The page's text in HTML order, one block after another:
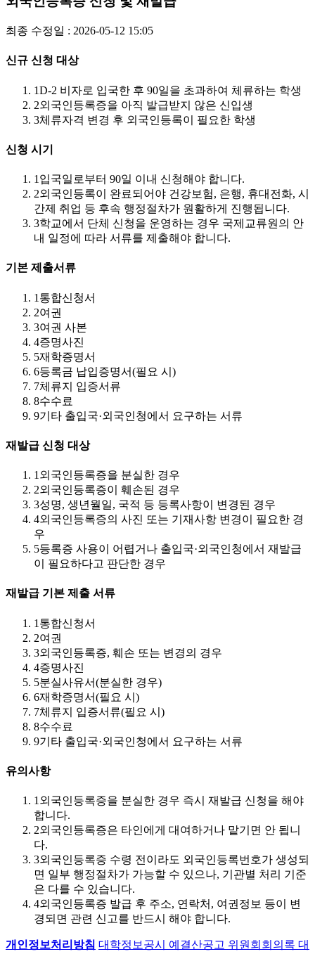
최종 수정일 : 2026-05-12 15:05
신규 신청 대상
1D-2 비자로 입국한 후 90일을 초과하여 체류하는 학생
2외국인등록증을 아직 발급받지 않은 신입생
3체류자격 변경 후 외국인등록이 필요한 학생
신청 시기
1 입국일로부터 90일 이내 신청해야 합니다.
2외국인등록이 완료되어야 건강보험, 은행, 휴대전화, 시
간제 취업 등 후속 행정절차가 원활하게 진행됩니다.
3학교에서 단체 신청을 운영하는 경우 국제교류원의 안
내 일정에 따라 서류를 제출해야 합니다.
기본 제출서류
1 통합신청서
2여권
3여권 사본
4증명사진
5재학증명서
6등록금 납입증명서(필요 시)
7체류지 입증서류
8수수료
9기타 출입국·외국인청에서 요구하는 서류
재발급 신청 대상
1 외국인등록증을 분실한 경우
2외국인등록증이 훼손된 경우
3성명, 생년월일, 국적 등 등록사항이 변경된 경우
4외국인등록증의 사진 또는 기재사항 변경이 필요한 경
우
5등록증 사용이 어렵거나 출입국·외국인청에서 재발급
이 필요하다고 판단한 경우
재발급 기본 제출 서류
1 통합신청서
2여권
3외국인등록증, 훼손 또는 변경의 경우
4증명사진
5분실사유서(분실한 경우)
6재학증명서(필요 시)
7체류지 입증서류(필요 시)
8수수료
9기타 출입국·외국인청에서 요구하는 서류
유의사항
1 외국인등록증을 분실한 경우 즉시 재발급 신청을 해야
합니다.
2외국인등록증은 타인에게 대여하거나 맡기면 안 됩니
다.
3외국인등록증 수령 전이라도 외국인등록번호가 생성되
면 일부 행정절차가 가능할 수 있으나, 기관별 처리 기준
은 다를 수 있습니다.
4외국인등록증 발급 후 주소, 연락처, 여권정보 등이 변
경되면 관련 신고를 반드시 해야 합니다.
개인정보처리방침 대학정보공시 예결산공고 위원회회의록 대